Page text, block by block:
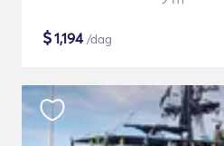
$1,194/dag